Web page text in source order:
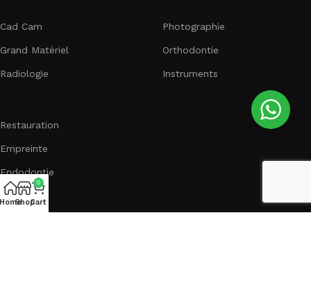
Cad Cam
Grand Matériel
Radiologie
Photographie
Orthodontie
Instruments
Restauration
Empreinte
Endodontie
HomeShop
0
Cart